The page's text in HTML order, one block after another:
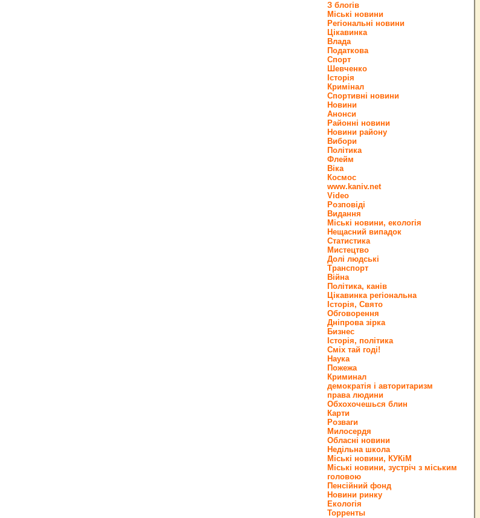
З блогів
Міські новини
Регіональні новини
Цікавинка
Влада
Податкова
Спорт
Шевченко
Історія
Кримінал
Спортивні новини
Новини
Анонси
Районні новини
Новини району
Вибори
Політика
Флейм
Віка
Космос
www.kaniv.net
Video
Розповіді
Видання
Міські новини, екологія
Нещасний випадок
Статистика
Мистецтво
Долі людські
Транспорт
Війна
Політика, канів
Цікавинка регіональна
Історія, Свято
Обговорення
Дніпрова зірка
Бизнес
Історія, політика
Сміх тай годі!
Наука
Пожежа
Криминал
демократія і авторитаризм
права людини
Обхохочешься блин
Карти
Розваги
Милосердя
Обласні новини
Недільна школа
Міські новини, КУКіМ
Міські новини, зустріч з міським
головою
Пенсійний фонд
Новини ринку
Екологія
Торренты